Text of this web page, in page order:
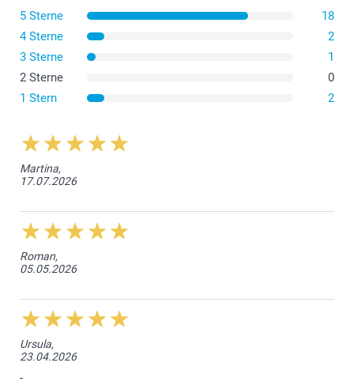
5 Sterne
18
4 Sterne
2
3 Sterne
1
2 Sterne
0
1 Stern
2
Martina,
17.07.2026
Roman,
05.05.2026
Ursula,
23.04.2026
-